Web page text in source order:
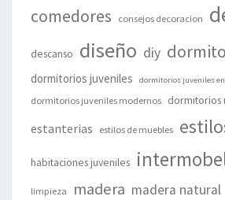
comedores consejos decoracion
descanso diseño diy
dormitorios juveniles dormitorios juveniles en
dormitorios juveniles modernos dormitorios
estanterias estilos de muebles
habitaciones juveniles
limpieza madera madera natural